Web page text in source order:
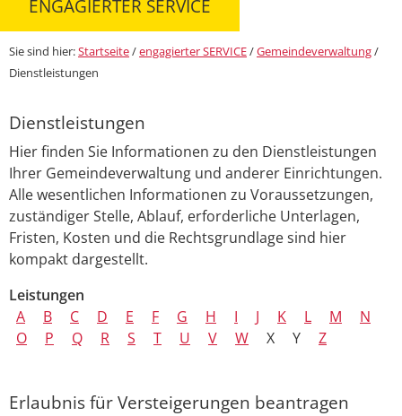
ENGAGIERTER SERVICE
Sie sind hier:Startseite/engagierter SERVICE/Gemeindeverwaltung/
Dienstleistungen
Dienstleistungen
Hier finden Sie Informationen zu den Dienstleistungen
Ihrer Gemeindeverwaltung und anderer Einrichtungen.
Alle wesentlichen Informationen zu Voraussetzungen,
zuständiger Stelle, Ablauf, erforderliche Unterlagen,
Fristen, Kosten und die Rechtsgrundlage sind hier
kompakt dargestellt.
Leistungen
A
B C D E F G H I J K L M
N
O
P Q R S T U V W X Y Z
Erlaubnis für Versteigerungen beantragen